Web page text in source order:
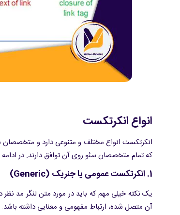
انواع انکرتکست
انکرتکست انواع مختلف و متنوعی دارد و
که تمام متخصصان سئو روی آن توافق دارند. در
1. انکرتکست عمومی یا جنریک (Generic)
یک نکته خیلی مهم که باید در مورد متن لنگر مد
آن متصل شده، ارتباط مفهومی و معنایی داشته